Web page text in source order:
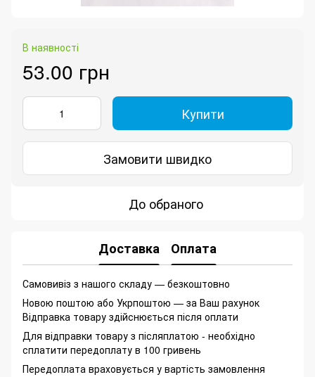
В наявності
53.00 грн
Купити
Замовити швидко
До обраного
Доставка Оплата
Самовивіз з нашого складу — безкоштовно
Новою поштою або Укрпоштою — за Ваш рахунок
Відправка товару здійснюється після оплати
Для відправки товару з післяплатою - необхідно
сплатити передоплату в 100 гривень
Передоплата враховується у вартість замовлення